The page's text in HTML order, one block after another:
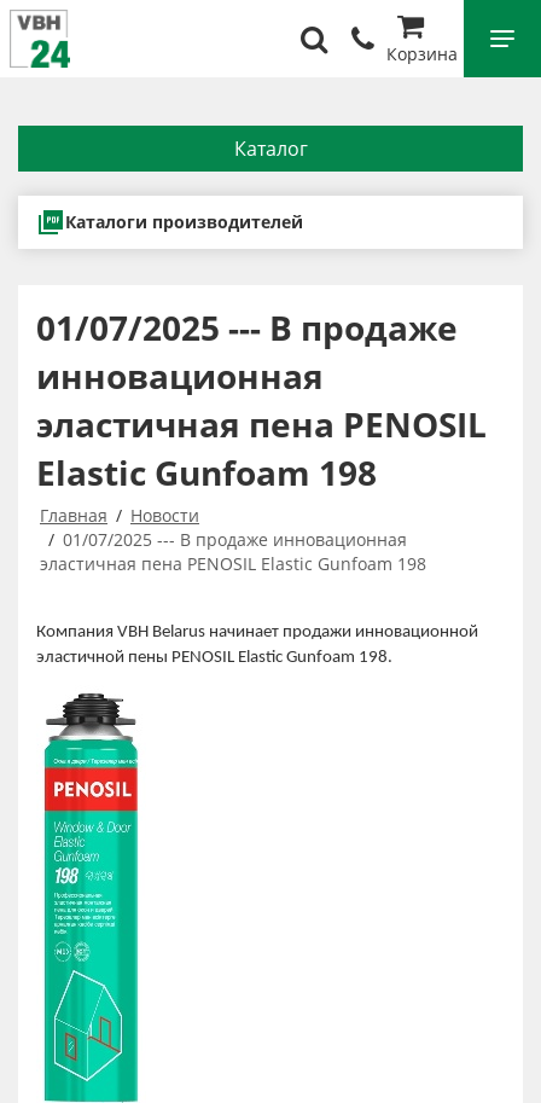
Корзина
Каталог
Каталоги производителей
01/07/2025 --- В продаже
инновационная
эластичная пена PENOSIL
Elastic Gunfoam 198
Главная
Новости
01/07/2025 --- В продаже инновационная
эластичная пена PENOSIL Elastic Gunfoam 198
Компания VBH Belarus начинает продажи инновационной
эластичной пены PENOSIL Elastic Gunfoam 198.